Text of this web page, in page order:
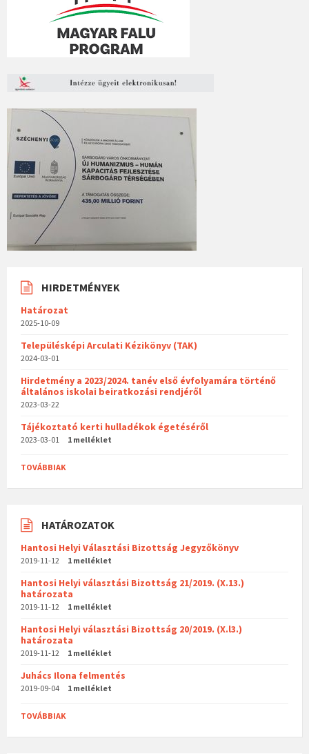
HIRDETMÉNYEK
Határozat
2025-10-09
Településképi Arculati Kézikönyv (TAK)
2024-03-01
Hirdetmény a 2023/2024. tanév első évfolyamára történő
általános iskolai beiratkozási rendjéről
2023-03-22
Tájékoztató kerti hulladékok égetéséről
2023-03-01 1 melléklet
TOVÁBBIAK
HATÁROZATOK
Hantosi Helyi Választási Bizottság Jegyzőkönyv
2019-11-12 1 melléklet
Hantosi Helyi választási Bizottság 21/2019. (X.13.)
határozata
2019-11-12 1 melléklet
Hantosi Helyi választási Bizottság 20/2019. (X.l3.)
határozata
2019-11-12 1 melléklet
Juhács Ilona felmentés
2019-09-04 1 melléklet
TOVÁBBIAK